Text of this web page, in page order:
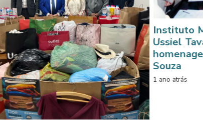
Instituto Mário
Ussiel Tavares
homenagem a
Souza
1 ano atrás